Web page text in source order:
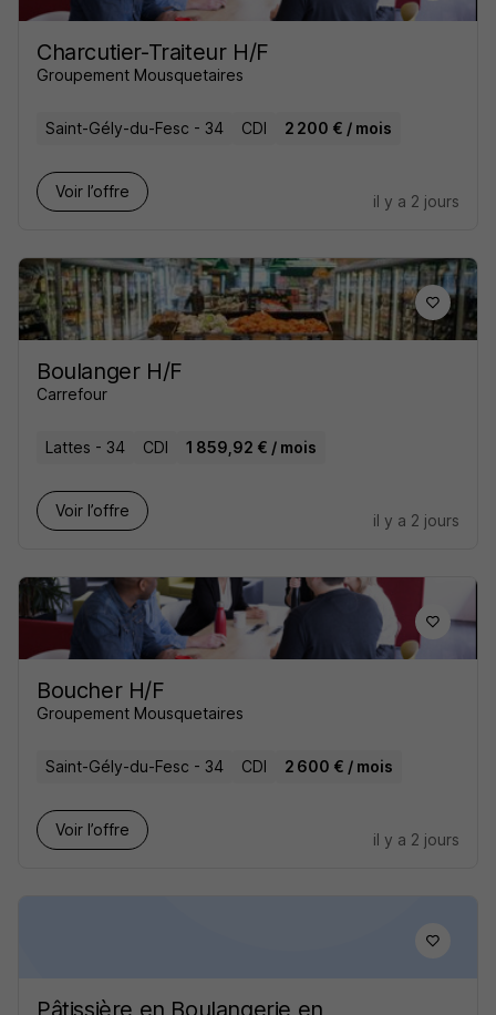
Charcutier-Traiteur H/F
Groupement Mousquetaires
Saint-Gély-du-Fesc - 34 CDI 2 200 € / mois
Voir l’offre
il y a 2 jours
Boulanger H/F
Carrefour
Lattes - 34 CDI 1 859,92 € / mois
Voir l’offre
il y a 2 jours
Boucher H/F
Groupement Mousquetaires
Saint-Gély-du-Fesc - 34 CDI 2 600 € / mois
Voir l’offre
il y a 2 jours
Pâtissière en Boulangerie en